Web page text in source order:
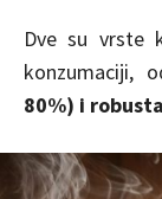
Dve su vrste
konzumaciji,
80%) i